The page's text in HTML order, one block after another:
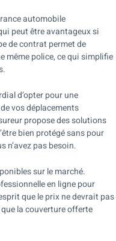
automobile
peut être avantageux si
de contrat permet de
même police, ce qui simplifie
d’opter pour une
vos déplacements
propose des solutions
bien protégé sans pour
n’avez pas besoin.
sur le marché.
en ligne pour
que le prix ne devrait pas
la couverture offerte